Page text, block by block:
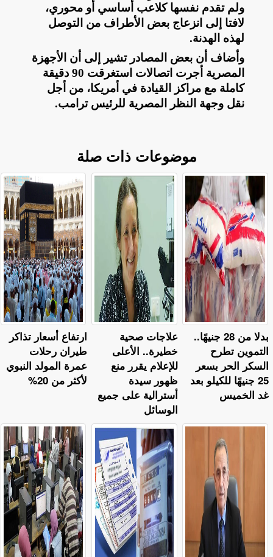
ولم تقدم نفسها كلاعب أساسي أو محوري،
لافتا إلى انزعاج بعض الأطراف من التوصل
لهذه الهدنة.
وأضاف أن بعض المصادر تشير إلى أن الأجهزة
المصرية أجرت اتصالات استغرقت 90 دقيقة
كاملة مع مراكز القيادة في أمريكا، من أجل
نقل وجهة النظر المصرية للرئيس ترامب.
موضوعات ذات صلة
ارتفاع أسعار تذاكر
طيران رحلات
عمرة المولد النبوي
لأكثر من 20%
علاجات صحية
خطيرة.. الأعلى
للإعلام يقرر منع
ظهور سيدة
أسترالية على جميع
الوسائل
بدلا من 28 جنيهًا..
التموين تطرح
السكر الحر بسعر
25 جنيهًا للكيلو بعد
غد الخميس